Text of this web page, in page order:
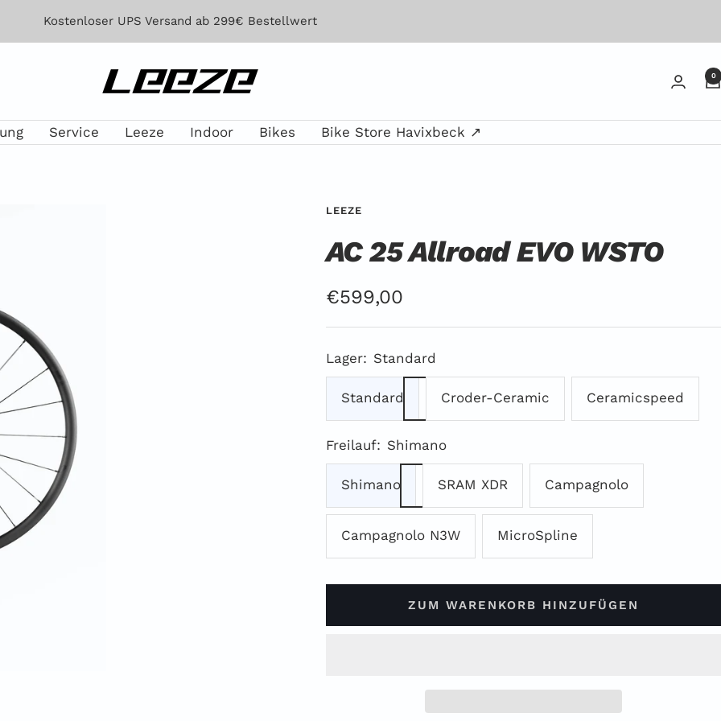
Kostenloser UPS Versand ab 299€ Bestellwert
Leeze 0
Service Leeze Indoor Bikes Bike Store Havixbeck ↗
LEEZE
AC 25 Allroad EVO WSTO
Angebotspreis
€599,00
Lager: Standard
Standard Croder-Ceramic Ceramicspeed
Freilauf: Shimano
Shimano SRAM XDR Campagnolo
Campagnolo N3W MicroSpline
ZUM WARENKORB HINZUFÜGEN